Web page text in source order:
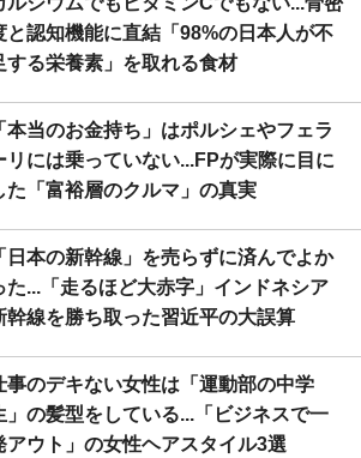
と認知機能に直結「98%の日本人が不
する栄養素」を取れる食材
本当のお金持ち」はポルシェやフェラ
リには乗っていない...FPが実際に目に
た「富裕層のクルマ」の真実
日本の新幹線」を売らずに済んでよか
た...「走るほど大赤字」インドネシア
幹線を勝ち取った習近平の大誤算
事のデキない女性は「運動部の中学
」の髪型をしている...「ビジネスで一
アウト」の女性ヘアスタイル3選